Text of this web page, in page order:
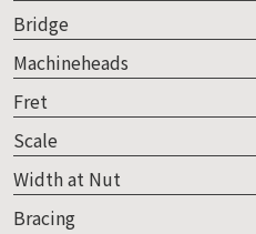
Bridge
Machineheads
Fret
Scale
Width at Nut
Bracing